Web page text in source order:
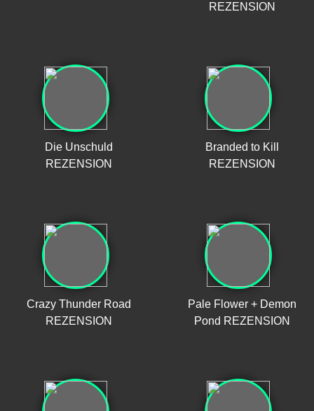
REZENSION
Die Unschuld
REZENSION
Branded to Kill
REZENSION
Crazy Thunder Road
REZENSION
Pale Flower + Demon
Pond REZENSION